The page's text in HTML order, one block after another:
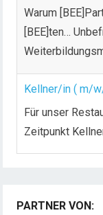
Warum
[BEE]ten…
Kellner/in ( m/
Für unser
Zeitpunkt
Dein
PARTNER VON: